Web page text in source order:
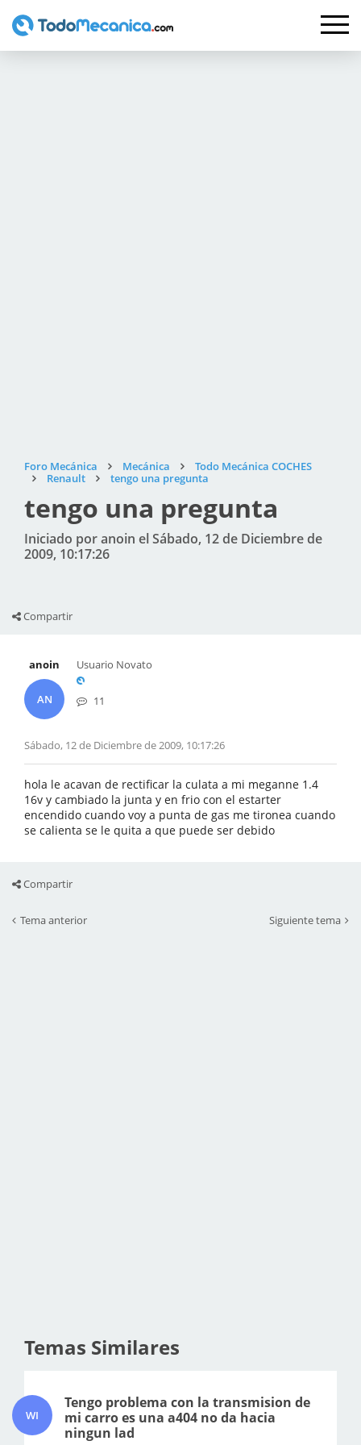
Foro Mecánica Mecánica
Todo Mecánica COCHES
Renault
tengo una pregunta
tengo una pregunta
Iniciado por anoin el Sábado, 12 de Diciembre de
2009, 10:17:26
Compartir
anoin
AN
Usuario Novato
11
Sábado, 12 de Diciembre de 2009, 10:17:26
hola le acavan de rectificar la culata a mi meganne 1.4
16v y cambiado la junta y en frio con el estarter
encendido cuando voy a punta de gas me tironea cuando
se calienta se le quita a que puede ser debido
Compartir
Tema anterior Siguiente tema
Temas Similares
WI
Tengo problema con la transmision de
mi carro es una a404 no da hacia
ningun lad